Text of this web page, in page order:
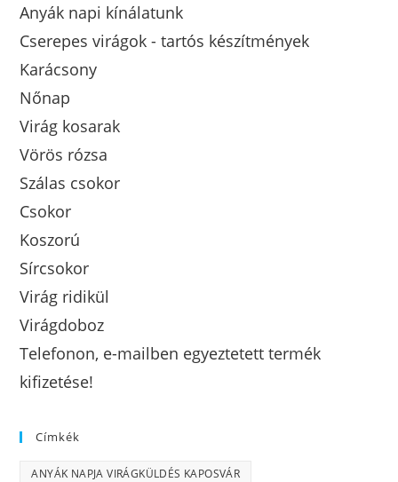
Anyák napi kínálatunk
Cserepes virágok - tartós készítmények
Karácsony
Nőnap
Virág kosarak
Vörös rózsa
Szálas csokor
Csokor
Koszorú
Sírcsokor
Virág ridikül
Virágdoboz
Telefonon, e-mailben egyeztetett termék
kifizetése!
Címkék
ANYÁK NAPJA VIRÁGKÜLDÉS KAPOSVÁR